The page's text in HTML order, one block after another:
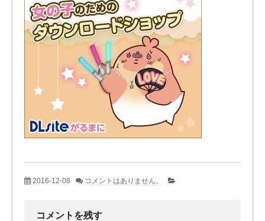
2016-12-08 コメントはありません。
コメントを残す